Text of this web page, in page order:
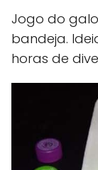
Jogo do
bandeja.
horas de